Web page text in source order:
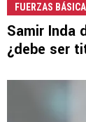
FUERZAS
Samir Inda
¿debe ser